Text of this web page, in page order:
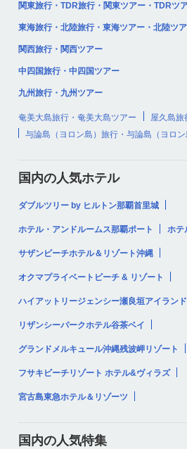
関東旅行・TDR旅行・関東ツアー・TDRツ
東海旅行・北陸旅行・東海ツアー・北陸ツ
関西旅行・関西ツアー
中四国旅行・中四国ツアー
九州旅行・九州ツアー
奄美大島旅行・奄美大島ツアー
屋久島旅
与論島（ヨロン島）旅行・与論島（ヨロ
国内の人気ホテル
ダブルツリー by ヒルトン那覇首里城
ホテル・アンドルームス那覇ポート ホテ
サザンビーチホテル＆リゾート沖縄
オクマプライベートビーチ & リゾート
ハイアットリージェンシー瀬良垣アイラン
リザンシーパークホテル谷茶ベイ
グランドメルキュール沖縄残波岬リゾート
フサキビーチリゾート ホテル&ヴィラズ
宮古島東急ホテル＆リゾーツ
国内の人気特集